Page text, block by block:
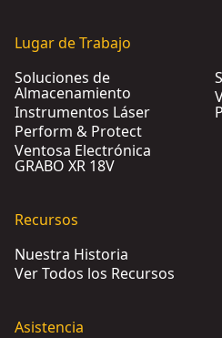
Lugar de Trabajo
Soluciones de
Almacenamiento
Instrumentos Láser
Perform & Protect
Ventosa Electrónica
GRABO XR 18V
Recursos
Nuestra Historia
Ver Todos los Recursos
Asistencia